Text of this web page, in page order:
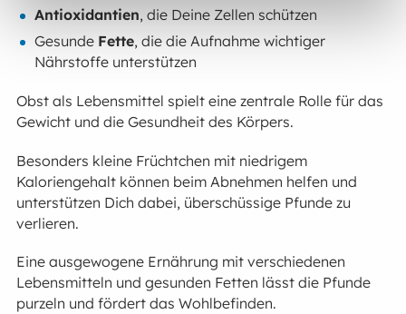
Antioxidantien, die Deine Zellen schützen
Gesunde Fette, die die Aufnahme wichtiger
Nährstoffe unterstützen
Obst als Lebensmittel spielt eine zentrale Rolle für das
Gewicht und die Gesundheit des Körpers.
Besonders kleine Früchtchen mit niedrigem
Kaloriengehalt können beim Abnehmen helfen und
unterstützen Dich dabei, überschüssige Pfunde zu
verlieren.
Eine ausgewogene Ernährung mit verschiedenen
Lebensmitteln und gesunden Fetten lässt die Pfunde
purzeln und fördert das Wohlbefinden.